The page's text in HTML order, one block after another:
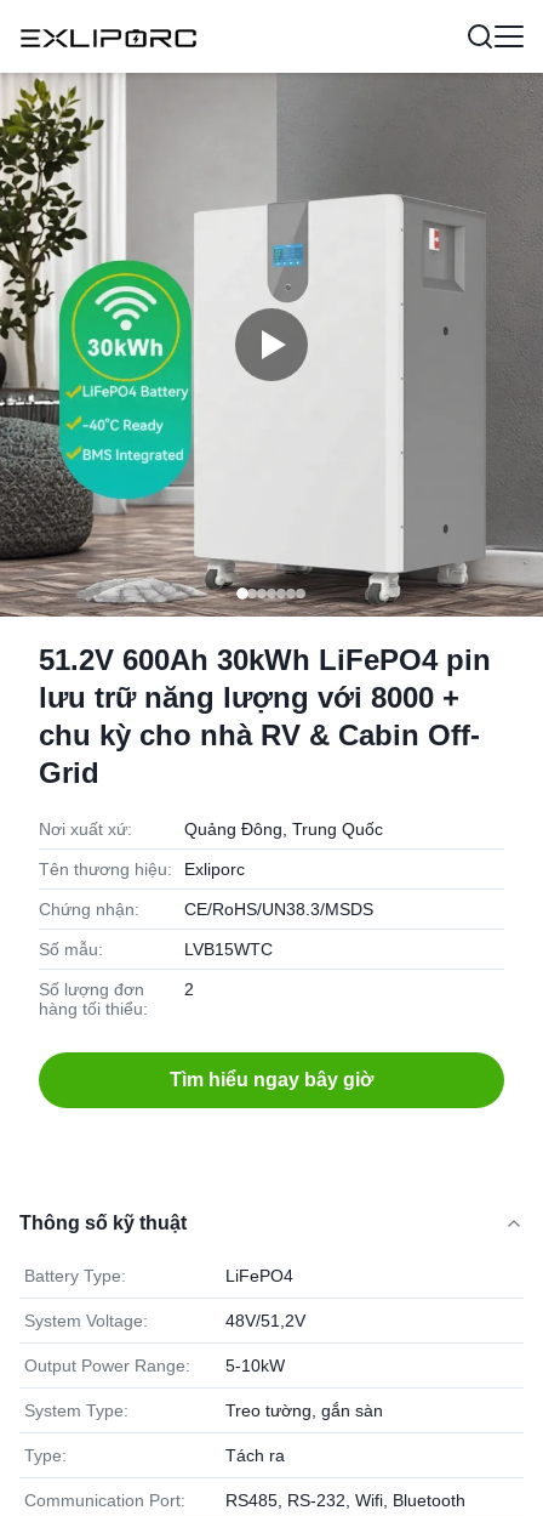
51.2V 600Ah 30kWh LiFePO4 pin
lưu trữ năng lượng với 8000 +
chu kỳ cho nhà RV & Cabin Off-
Grid
Nơi xuất xứ: Quảng Đông, Trung Quốc
Tên thương hiệu: Exliporc
Chứng nhận: CE/RoHS/UN38.3/MSDS
Số mẫu: LVB15WTC
Số lượng đơn
hàng tối thiểu:
2
Tìm hiểu ngay bây giờ
Thông số kỹ thuật
Battery Type: LiFePO4
System Voltage: 48V/51,2V
Output Power Range: 5-10kW
System Type: Treo tường, gắn sàn
Type: Tách ra
Communication Port: RS485, RS-232, Wifi, Bluetooth